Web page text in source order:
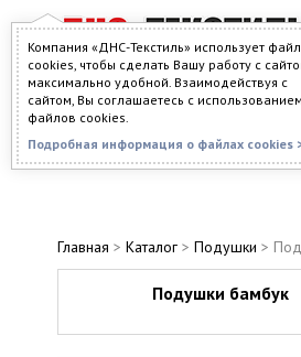
Компания «ДНС-Текстиль» использует
cookies, чтобы сделать Вашу работу с
максимально удобной. Взаимодействуя с
сайтом, Вы соглашаетесь с использованием
файлов cookies.
Подробная информация о файлах cookies
КАТАЛОГ
Главная > Каталог > Подушки >
Подушки бамбук